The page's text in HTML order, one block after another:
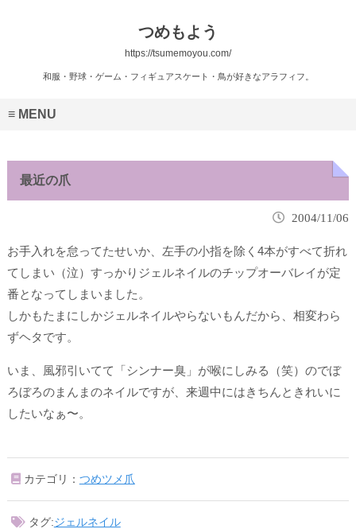
つめもよう
https://tsumemoyou.com/
和服・野球・ゲーム・フィギュアスケート・鳥が好きなアラフィフ。
MENU
最近の爪
2004/11/06
お手入れを怠ってたせいか、左手の小指を除く4本がすべて折れ
てしまい（泣）すっかりジェルネイルのチップオーバレイが定
番となってしまいました。
しかもたまにしかジェルネイルやらないもんだから、相変わら
ずヘタです。
いま、風邪引いてて「シンナー臭」が喉にしみる（笑）のでぼ
ろぼろのまんまのネイルですが、来週中にはきちんときれいに
したいなぁ〜。
カテゴリ： つめツメ爪
タグ:ジェルネイル